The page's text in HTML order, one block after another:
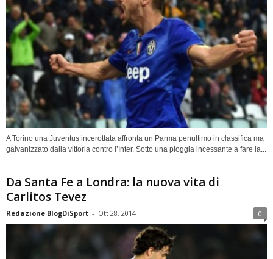
A Torino una Juventus incerottata affronta un Parma penultimo in classifica ma
galvanizzato dalla vittoria contro l’Inter. Sotto una pioggia incessante a fare la...
Da Santa Fe a Londra: la nuova vita di
Carlitos Tevez
Redazione BlogDiSport - Ott 28, 2014 0